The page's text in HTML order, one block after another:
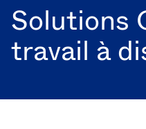
Pourquoi Okta ?
Solutions
travail à